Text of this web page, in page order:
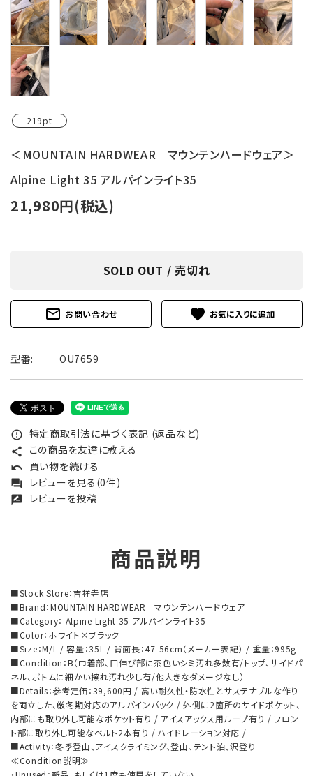
219pt
＜MOUNTAIN HARDWEAR マウンテンハードウェア＞
Alpine Light 35 アルパインライト35
21,980円(税込)
SOLD OUT / 売切れ
mail_outline お問い合わせ favorite
型番: OU7659
error_outline 特定商取引法に基づく表記 (返品など)
share この商品を友達に教える
undo 買い物を続ける
forum レビューを見る(0件)
rate_review レビューを投稿
商品説明
■Stock Store：吉祥寺店
■Brand：MOUNTAIN HARDWEAR マウンテンハードウェア
■Category： Alpine Light 35 アルパインライト35
■Color：ホワイト×ブラック
■Size：M/L / 容量：35L / 背面長：47-56cm（メーカー表記） / 重量：995g
■Condition：B（巾着部、口伸び部に茶色いシミ汚れ多数有/トップ、サイドパ
ネル、ボトムに細かい擦れ汚れ少し有/他大きなダメージなし）
■Details：参考定価：39,600円 / 高い耐久性・防水性とサステナブルな作り
を両立した、厳冬期対応のアルパインパック / 外側に2箇所のサイドポケット、
内部にも取り外し可能なポケット有り / アイスアックス用ループ有り / フロン
ト部に取り外し可能なベルト2本有り / ハイドレーション対応 /
■Activity：冬季登山、アイスクライミング、登山、テント泊、沢登り
≪Condition説明≫